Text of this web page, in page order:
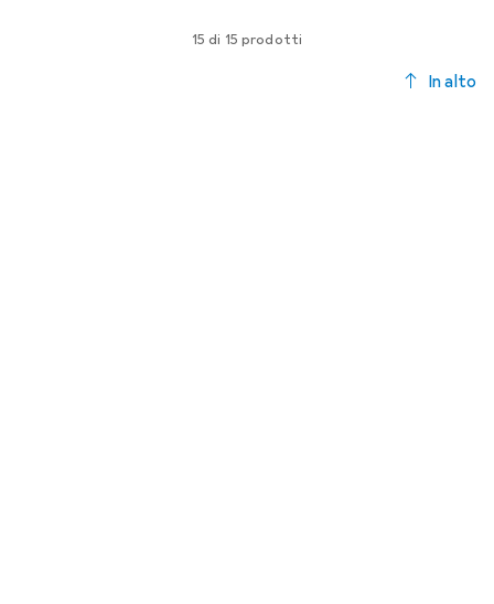
15 di 15 prodotti
In alto